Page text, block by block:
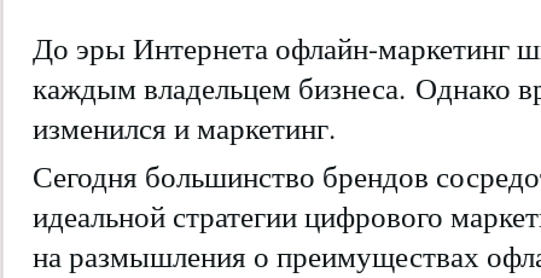
До эры Интернета офлайн-маркетинг
каждым владельцем бизнеса. Однако
изменился и маркетинг.
Сегодня большинство брендов
идеальной стратегии цифрового
на размышления о преимуществах